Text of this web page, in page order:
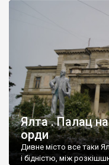
Ялта . Палац
орди
Дивне місто все таки
і бідністю, між